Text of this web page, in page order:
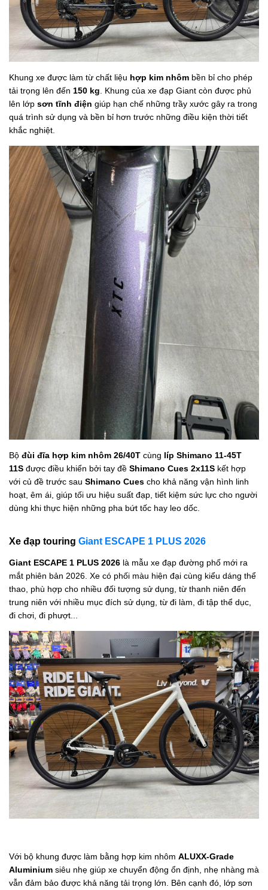
Khung xe được làm từ chất liệu hợp kim nhôm bền bỉ cho phép
tải trọng lên đến 150 kg . Khung của xe đạp Giant còn được phủ
lên lớp sơn tĩnh điện giúp hạn chế những trầy xước gây ra trong
quá trình sử dụng và bền bỉ hơn trước những điều kiện thời tiết
khắc nghiệt.
Bộ đùi đĩa hợp kim nhôm 26/40T cùng líp Shimano 11-45T
11S được điều khiển bởi tay đề Shimano Cues 2x11S kết hợp
với củ đề trước sau Shimano Cues cho khả năng vận hình linh
hoạt, êm ái, giúp tối ưu hiệu suất đạp, tiết kiệm sức lực cho người
dùng khi thực hiện những pha bứt tốc hay leo dốc.
Xe đạp touring Giant ESCAPE 1 PLUS 2026
Giant ESCAPE 1 PLUS 2026 là mẫu xe đạp đường phố mới ra
mắt phiên bản 2026. Xe có phối màu hiện đại cùng kiểu dáng thể
thao, phù hợp cho nhiều đối tượng sử dụng, từ thanh niên đến
trung niên với nhiều mục đích sử dụng, từ đi làm, đi tập thể dục,
đi chơi, đi phượt...
Với bộ khung được làm bằng hợp kim nhôm ALUXX-Grade
Aluminium siêu nhẹ giúp xe chuyển động ổn định, nhẹ nhàng mà
vẫn đảm bảo được khả năng tải trọng lớn. Bên cạnh đó, lớp sơn